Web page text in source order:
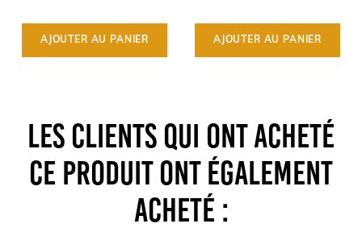
AJOUTER AU PANIER AJOUTER AU PANIER
LES CLIENTS QUI ONT ACHETÉ
CE PRODUIT ONT ÉGALEMENT
ACHETÉ :